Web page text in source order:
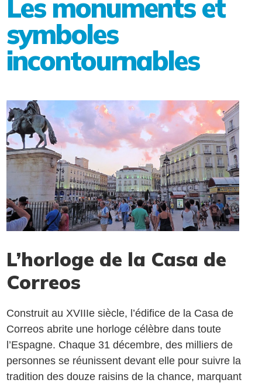
Les monuments et
symboles
incontournables
L’horloge de la Casa de
Correos
Construit au XVIIIe siècle, l’édifice de la Casa de
Correos abrite une horloge célèbre dans toute
l’Espagne. Chaque 31 décembre, des milliers de
personnes se réunissent devant elle pour suivre la
tradition des douze raisins de la chance, marquant